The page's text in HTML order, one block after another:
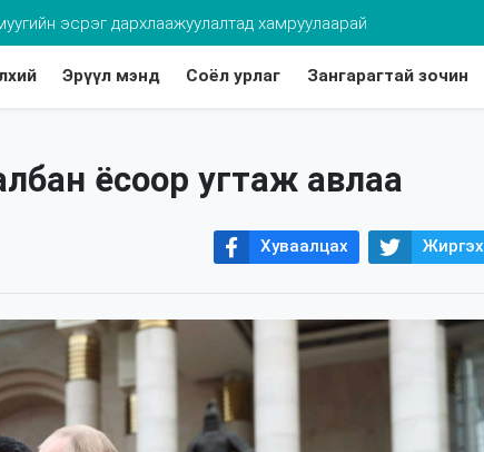
эсрэг дархлаажуулалтад хамруулаарай
Эрүүл мэнд Соёл урлаг Зангарагтай зочин
ёсоор угтаж авлаа
Хуваалцах Жиргэх